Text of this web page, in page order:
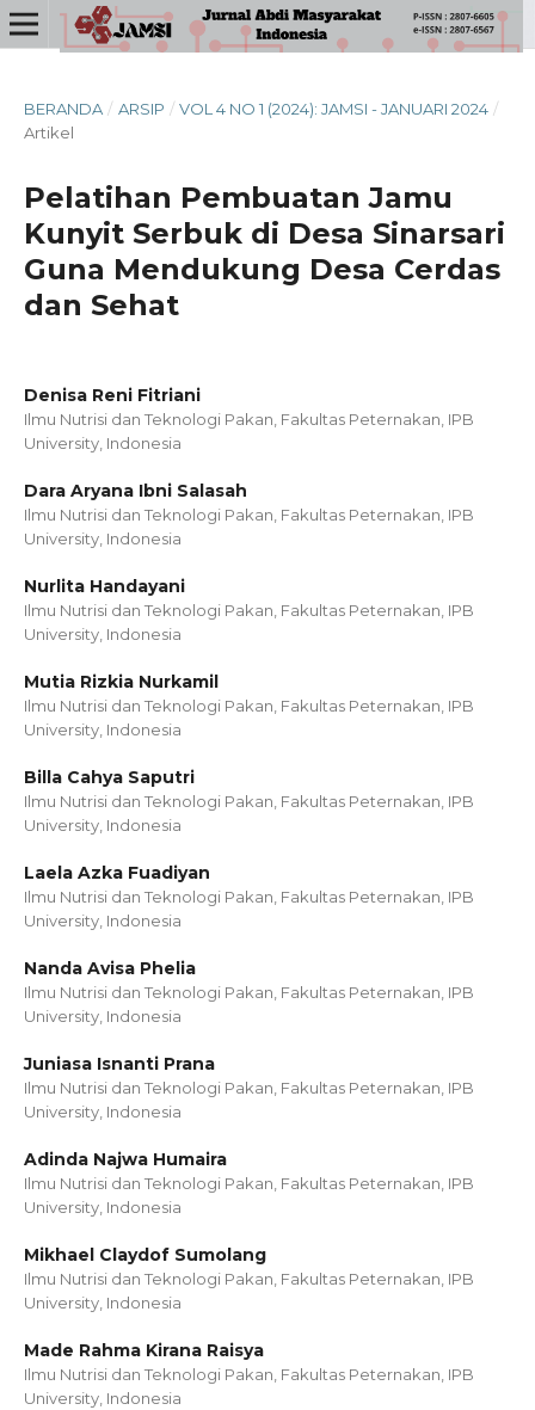
BERANDA / ARSIP / VOL 4 NO 1 (2024): JAMSI - JANUARI 2024 /
Artikel
Pelatihan Pembuatan Jamu
Kunyit Serbuk di Desa Sinarsari
Guna Mendukung Desa Cerdas
dan Sehat
Denisa Reni Fitriani
Ilmu Nutrisi dan Teknologi Pakan, Fakultas Peternakan, IPB
University, Indonesia
Dara Aryana Ibni Salasah
Ilmu Nutrisi dan Teknologi Pakan, Fakultas Peternakan, IPB
University, Indonesia
Nurlita Handayani
Ilmu Nutrisi dan Teknologi Pakan, Fakultas Peternakan, IPB
University, Indonesia
Mutia Rizkia Nurkamil
Ilmu Nutrisi dan Teknologi Pakan, Fakultas Peternakan, IPB
University, Indonesia
Billa Cahya Saputri
Ilmu Nutrisi dan Teknologi Pakan, Fakultas Peternakan, IPB
University, Indonesia
Laela Azka Fuadiyan
Ilmu Nutrisi dan Teknologi Pakan, Fakultas Peternakan, IPB
University, Indonesia
Nanda Avisa Phelia
Ilmu Nutrisi dan Teknologi Pakan, Fakultas Peternakan, IPB
University, Indonesia
Juniasa Isnanti Prana
Ilmu Nutrisi dan Teknologi Pakan, Fakultas Peternakan, IPB
University, Indonesia
Adinda Najwa Humaira
Ilmu Nutrisi dan Teknologi Pakan, Fakultas Peternakan, IPB
University, Indonesia
Mikhael Claydof Sumolang
Ilmu Nutrisi dan Teknologi Pakan, Fakultas Peternakan, IPB
University, Indonesia
Made Rahma Kirana Raisya
Ilmu Nutrisi dan Teknologi Pakan, Fakultas Peternakan, IPB
University, Indonesia